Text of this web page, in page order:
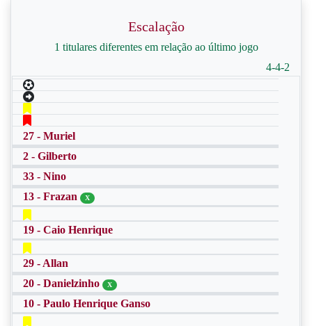
Escalação
1 titulares diferentes em relação ao último jogo
4-4-2
27 - Muriel
2 - Gilberto
33 - Nino
13 - Frazan
X
19 - Caio Henrique
29 - Allan
20 - Danielzinho
X
10 - Paulo Henrique Ganso